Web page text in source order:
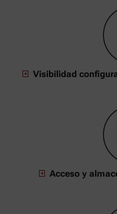
Visibilidad
Acceso y